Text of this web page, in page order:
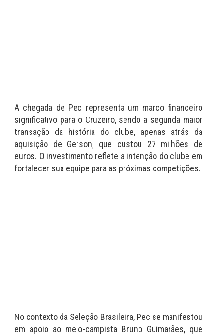
A chegada de Pec representa um marco financeiro
significativo para o Cruzeiro, sendo a segunda maior
transação da história do clube, apenas atrás da
aquisição de Gerson, que custou 27 milhões de
euros. O investimento reflete a intenção do clube em
fortalecer sua equipe para as próximas competições.
No contexto da Seleção Brasileira, Pec se manifestou
em apoio ao meio-campista Bruno Guimarães, que